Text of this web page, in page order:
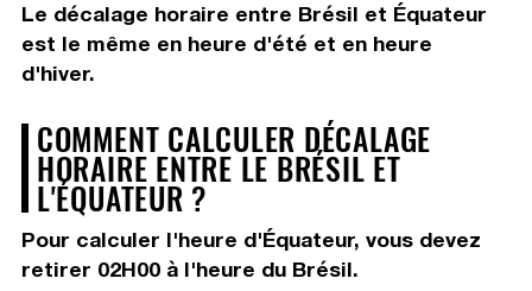
Le décalage horaire entre Brésil et Équateur
est le même en heure d'été et en heure
d'hiver.
COMMENT CALCULER DÉCALAGE
HORAIRE ENTRE LE BRÉSIL ET
L'ÉQUATEUR ?
Pour calculer l'heure d'Équateur, vous devez
retirer 02H00à l'heure du Brésil.